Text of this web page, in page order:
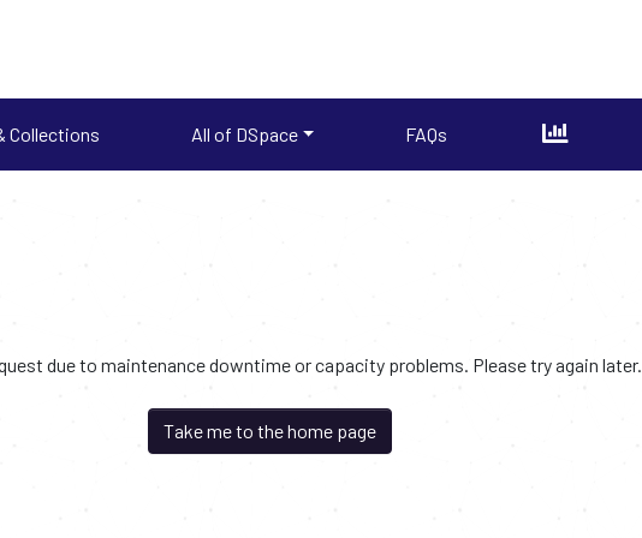
Collections All of DSpace FAQs
due to maintenance downtime or capacity problems. Please try again later.
Take me to the home page